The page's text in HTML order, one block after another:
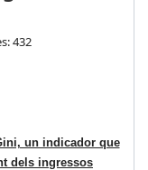
432
un indicador que
dels ingressos